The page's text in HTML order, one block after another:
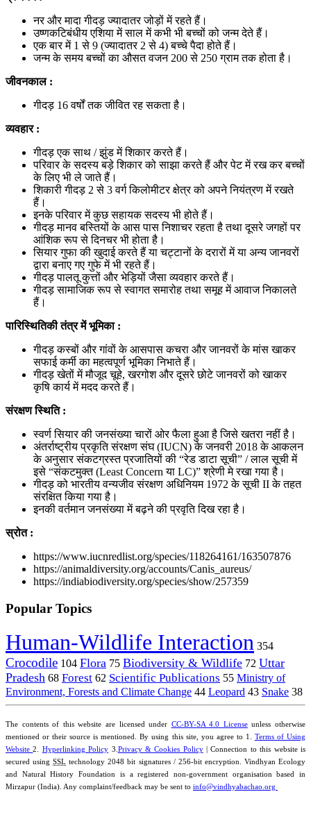
नर और मादा गीदड़ ज्यादातर जोड़ों में रहते हैं।
उष्णकटिबंधीय एशिया में साल में कभी भी बच्चों को जन्म देते हैं।
एक बार में 1 से 9 (ज्यादातर 2 से 4) बच्चे पैदा होते हैं।
जन्म के समय बच्चों का औसत वजन 200 से 250 ग्राम तक होता है।
जीवनकाल:
गीदड़ 16 वर्षों तक जीवित रह सकता है।
व्यवहार:
गीदड़ एक साथ / झुंड में शिकार करते हैं।
परिवार के सदस्य बड़े शिकार को साझा करते हैं और पेट में रख कर बच्चों
के लिए भी ले जाते हैं।
शिकारी गीदड़ 2 से 3 वर्ग किलोमीटर क्षेत्र को अपने नियंत्रण में रखते
हैं।
इनके परिवार में कुछ सहायक सदस्य भी होते हैं।
गीदड़ मानव बस्तियों के आस पास निशाचर रहता है तथा दूसरे जगहों पर
आंशिक रूप से दिनचर भी होता है।
सियार गुफा की खुदाई करते हैं या चट्टानों के दरारों में या अन्य जानवरों
द्वारा बनाए गए गुफे में भी रहते हैं।
गीदड़ पालतू कुत्तों और भेड़ियों जैसा व्यवहार करते हैं।
गीदड़ सामाजिक रूप से स्वागत समारोह तथा समूह में आवाज निकालते
हैं।
पारिस्थितिकीतंत्र में भूमिका:
गीदड़ कस्बों और गांवों के आसपास कचरा और जानवरों के मांस खाकर
सफाई कर्मी का महत्वपूर्ण भूमिका निभाते हैं।
गीदड़ खेतों में मौजूद चूहे, खरगोश और दूसरे छोटे जानवरों को खाकर
कृषि कार्य में मदद करते हैं।
संरक्षणस्थिति:
स्वर्ण सियार की जनसंख्या चारों ओर फैला हुआ है जिसे खतरा नहीं है।
अंतर्राष्ट्रीय प्रकृति संरक्षण संघ (IUCN) के जनवरी 2018 के आकलन
के अनुसार संकटग्रस्त प्रजातियों की “रेड डाटा सूची” / लाल सूची में
इसे “संकटमुक्त (Least Concern या LC)” श्रेणी मे रखा गया है।
गीदड़ को भारतीय वन्यजीव संरक्षण अधिनियम 1972 के सूची II के तहत
संरक्षित किया गया है।
इनकी वर्तमान जनसंख्या में बढ़ने की प्रवृति दिख रहा है।
स्रोत:
https://www.iucnredlist.org/species/118264161/163507876
https://animaldiversity.org/accounts/Canis_aureus/
https://indiabiodiversity.org/species/show/257359
Popular Topics
Human-Wildlife Interaction 354
Crocodile 104 Flora 75 Biodiversity & Wildlife 72 Uttar
Pradesh 68 Forest 62 Scientific Publications 55 Ministry of
Environment, Forests and Climate Change 44 Leopard 43 Snake 38
The contents of this website are licensed under CC-BY-SA 4.0 Licenseunless otherwise
mentioned or their source is mentioned. By using this site, you agree to 1. Terms of Using
Website2. Hyperlinking Policy 3. Privacy & Cookies Policy| Connection to this website is
secured usingSSL technology 2048 bit signatures / 256-bit encryption. Vindhyan Ecology
and Natural History Foundation is a registered non-government organisation based in
Mirzapur (India). Any complaint/feedback may be sent to info@vindhyabachao.org